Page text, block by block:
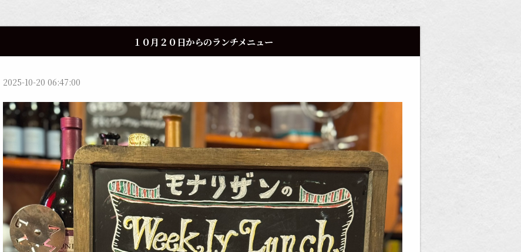
１０月２０日からのランチメニュー
2025-10-20 06:47:00